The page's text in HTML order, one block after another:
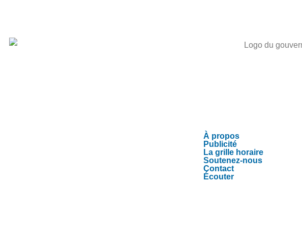
À propos
Publicité
La grille horaire
Soutenez-nous
Contact
Écouter